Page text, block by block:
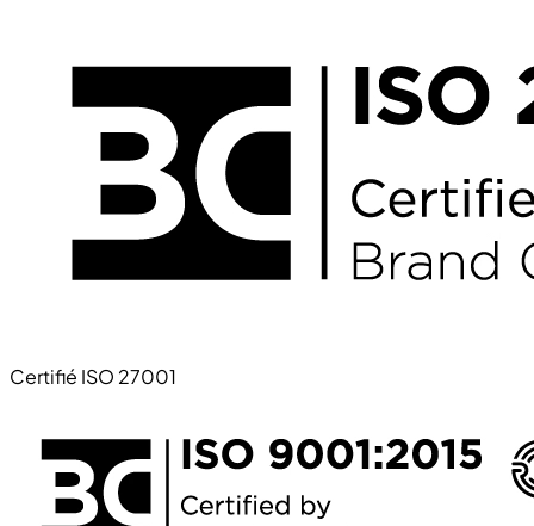
Certifié ISO 27001